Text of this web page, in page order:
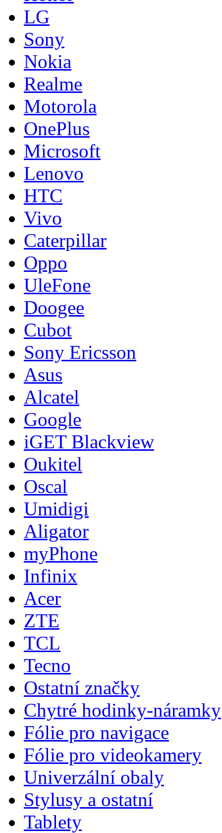
LG
Sony
Nokia
Realme
Motorola
OnePlus
Microsoft
Lenovo
HTC
Vivo
Caterpillar
Oppo
UleFone
Doogee
Cubot
Sony Ericsson
Asus
Alcatel
Google
iGET Blackview
Oukitel
Oscal
Umidigi
Aligator
myPhone
Infinix
Acer
ZTE
TCL
Tecno
Ostatní značky
Chytré hodinky-náramky
Fólie pro navigace
Fólie pro videokamery
Univerzální obaly
Stylusy a ostatní
Tablety